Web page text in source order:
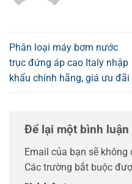
Phân loại máy bơm nước
trục đứng áp cao Italy nhập
khẩu chính hãng, giá ưu đãi
Để lại một bình luận
Email của bạn sẽ
Các trường bắt buộc